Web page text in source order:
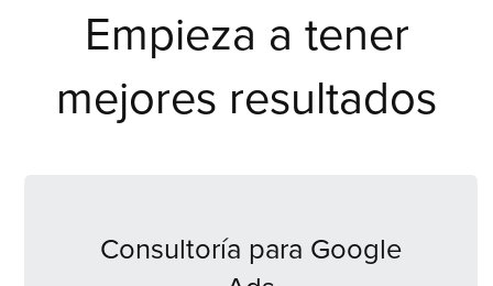
Empieza a tener
mejores resultados
Consultoría para Google